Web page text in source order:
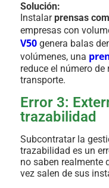
Solución:
Instalarprensas
empresas con
V50 genera balas
volúmenes, una
reduce el número
transporte.
Error 3:
trazabilidad
Subcontratar la
trazabilidad es un
no saben realmente
vez salen de sus